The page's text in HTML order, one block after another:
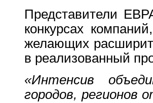
Представители
конкурсах
желающих
в реализованный
«Интенсив
городов,